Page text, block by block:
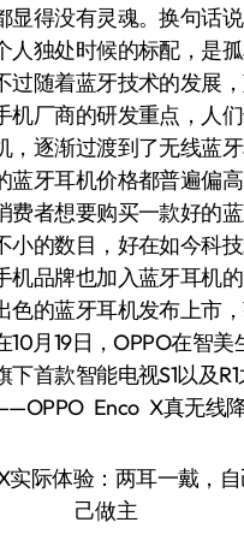
显得没有灵魂。换句话
人独处时候的标配，是
过随着蓝牙技术的发展
机厂商的研发重点，人
，逐渐过渡到了无线蓝牙
蓝牙耳机价格都普遍偏
费者想要购买一款好的蓝
小的数目，好在如今科
机品牌也加入蓝牙耳机
色的蓝牙耳机发布上市
10月19日，OPPO在智美
首款智能电视S1以及
Enco X真无线